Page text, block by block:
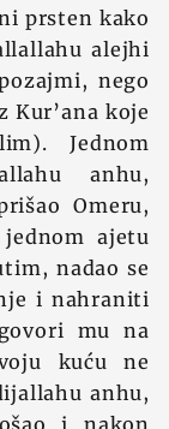
prsten kako
alejhi
nego
Kur’ana koje
Jednom
anhu,
Omeru,
ajetu
nadao se
i nahraniti
mu na
kuću ne
anhu,
i nakon